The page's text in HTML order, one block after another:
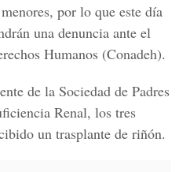
por lo que este día
una denuncia ante el
Humanos (Conadeh).
de la Sociedad de Padres
Renal, los tres
un trasplante de riñón.